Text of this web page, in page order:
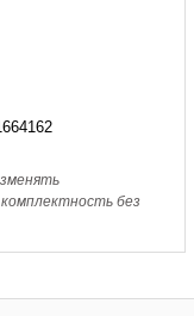
без